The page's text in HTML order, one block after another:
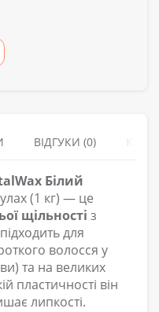
ВІДГУКИ (0)
Білий
(1 кг) — це
щільності з
для
волосся у
та на великих
пластичності він
липкості.